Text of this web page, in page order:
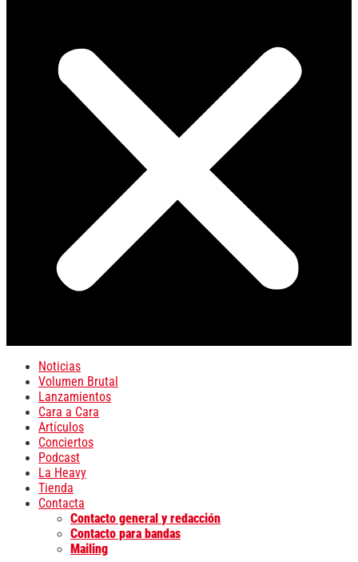
Noticias
Volumen Brutal
Lanzamientos
Cara a Cara
Artículos
Conciertos
Podcast
La Heavy
Tienda
Contacta
Contacto general y redacción
Contacto para bandas
Mailing